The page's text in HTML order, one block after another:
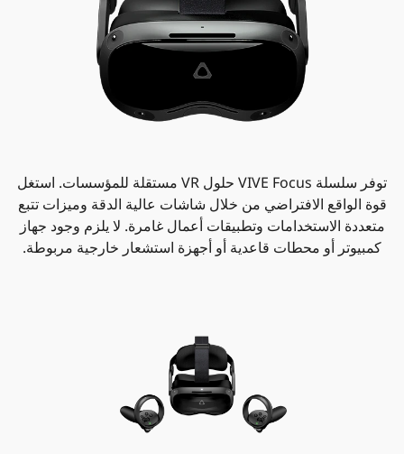
توفر سلسلة VIVE Focus حلول VR مستقلة للمؤسسات. استغل
قوة الواقع الافتراضي من خلال شاشات عالية الدقة وميزات تتبع
متعددة الاستخدامات وتطبيقات أعمال غامرة. لا يلزم وجود جهاز
كمبيوتر أو محطات قاعدية أو أجهزة استشعار خارجية مربوطة.